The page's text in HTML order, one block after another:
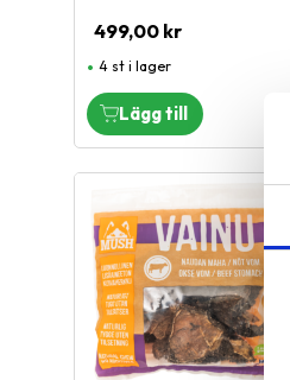
499,00 kr
4 st i lager